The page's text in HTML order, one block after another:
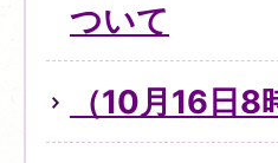
ついて
（10月16日